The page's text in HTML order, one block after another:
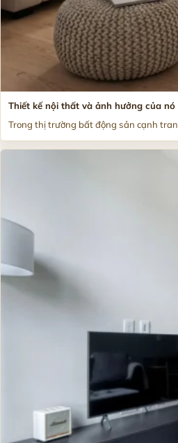
Thiết kế nội thất và ảnh hưởng của
Trong thị trường bất động sản cạnh